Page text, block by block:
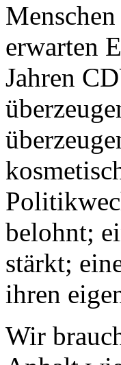
erwarten
Jahren
belohnt;
stärkt;
ihren
Wir